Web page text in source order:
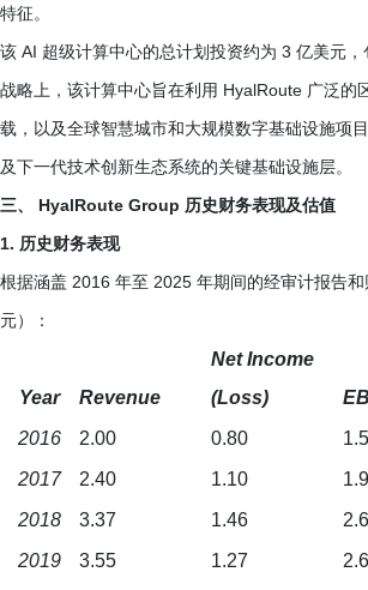
特征。
该 AI 超级计算中心的总计划投资约为 3 亿美元
战略上，该计算中心旨在利用 HyalRoute 广泛
载，以及全球智慧城市和大规模数字基础设施项
及下一代技术创新生态系统的关键基础设施层。
三、 HyalRoute Group 历史财务表现及估值
1. 历史财务表现
根据涵盖 2016 年至 2025 年期间的经审计报告
元）：
Year Revenue
Net Income
(Loss)
2016
2.00 0.80
2017
2.40 1.10
2018
3.37 1.46
2019
3.55 1.27